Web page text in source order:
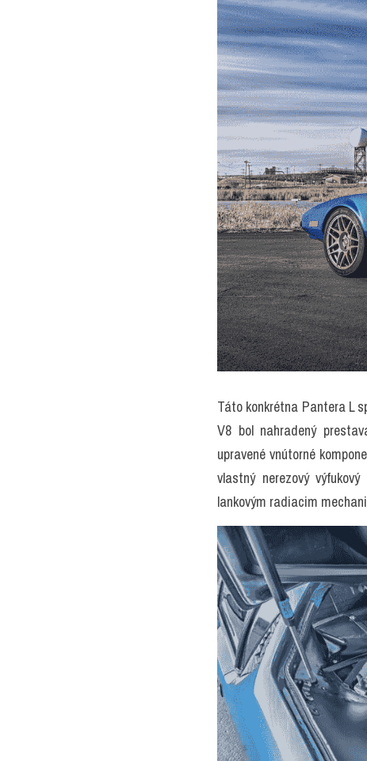
Táto konkrétna Pantera L
V8 bol nahradený
upravené vnútorné
vlastný nerezový
lankovým radiacim